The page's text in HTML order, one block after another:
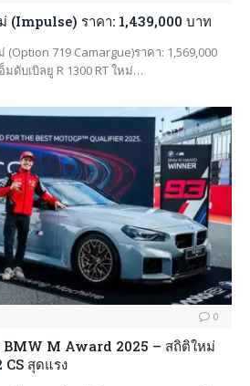
(Impulse) ราคา: 1,439,000 บาท
(Option 719 Camargue)ราคา: 1,569,000
ดับเบิลยู R 1300 RT ใหม่…
0
M Award 2025 – สถิติใหม่
สุดแรง